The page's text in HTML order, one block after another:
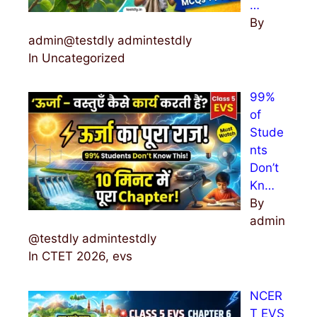
…
By
admin@testdly admintestdly
In Uncategorized
99%
of
Stude
nts
Don’t
Kn…
By
admin
@testdly admintestdly
In CTET 2026, evs
NCER
T EVS